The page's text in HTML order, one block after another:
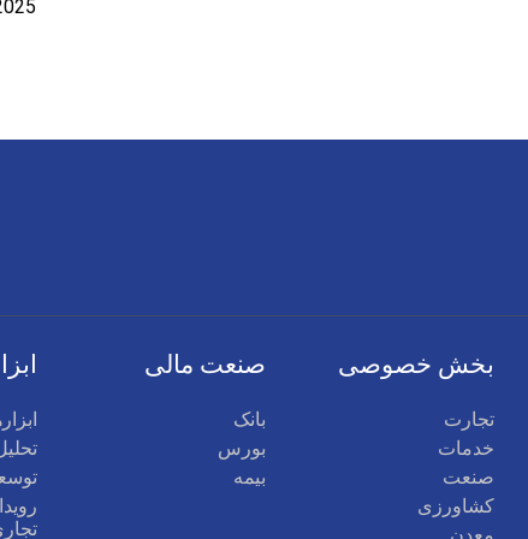
بخش خصوصی
تجارت
خدمات
صنعت
کشاورزی
صنعت مالی
بانک
بورس
بیمه